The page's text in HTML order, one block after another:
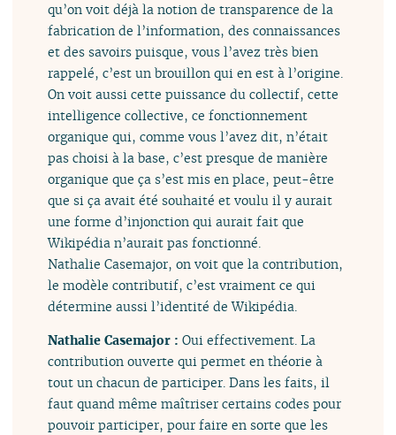
qu’on voit déjà la notion de transparence de la
fabrication de l’information, des connaissances
et des savoirs puisque, vous l’avez très bien
rappelé, c’est un brouillon qui en est à l’origine.
On voit aussi cette puissance du collectif, cette
intelligence collective, ce fonctionnement
organique qui, comme vous l’avez dit, n’était
pas choisi à la base, c’est presque de manière
organique que ça s’est mis en place, peut-être
que si ça avait été souhaité et voulu il y aurait
une forme d’injonction qui aurait fait que
Wikipédia n’aurait pas fonctionné.
Nathalie Casemajor, on voit que la contribution,
le modèle contributif, c’est vraiment ce qui
détermine aussi l’identité de Wikipédia.
Nathalie Casemajor :Oui effectivement. La
contribution ouverte qui permet en théorie à
tout un chacun de participer. Dans les faits, il
faut quand même maîtriser certains codes pour
pouvoir participer, pour faire en sorte que les